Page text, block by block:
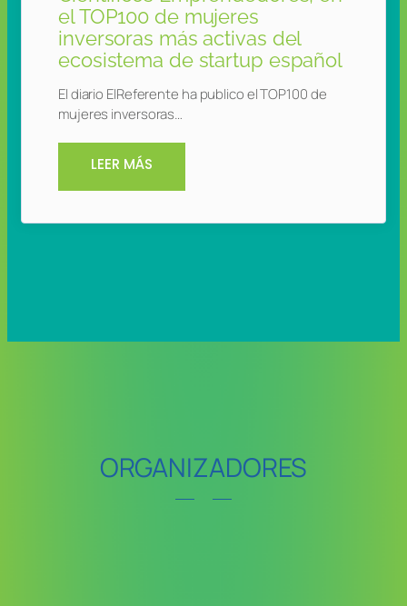
el TOP100 de mujeres
inversoras más activas del
ecosistema de startup español
El diario ElReferente ha publico el TOP100 de
mujeres inversoras…
LEER MÁS
ORGANIZADORES